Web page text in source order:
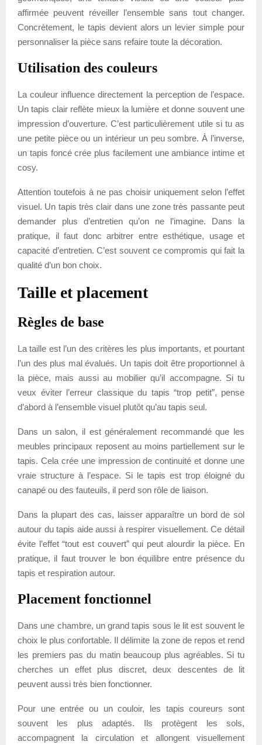
affirmée peuvent réveiller l’ensemble sans tout changer.
Concrètement, le tapis devient alors un levier simple pour
personnaliser la pièce sans refaire toute la décoration.
Utilisation des couleurs
La couleur influence directement la perception de l’espace.
Un tapis clair reflète mieux la lumière et donne souvent une
impression d’ouverture. C’est particulièrement utile si tu as
une petite pièce ou un intérieur un peu sombre. À l’inverse,
un tapis foncé crée plus facilement une ambiance intime et
cosy.
Attention toutefois à ne pas choisir uniquement selon l’effet
visuel. Un tapis très clair dans une zone très passante peut
demander plus d’entretien qu’on ne l’imagine. Dans la
pratique, il faut donc arbitrer entre esthétique, usage et
capacité d’entretien. C’est souvent ce compromis qui fait la
qualité d’un bon choix.
Taille et placement
Règles de base
La taille est l’un des critères les plus importants, et pourtant
l’un des plus mal évalués. Un tapis doit être proportionnel à
la pièce, mais aussi au mobilier qu’il accompagne. Si tu
veux éviter l’erreur classique du tapis “trop petit”, pense
d’abord à l’ensemble visuel plutôt qu’au tapis seul.
Dans un salon, il est généralement recommandé que les
meubles principaux reposent au moins partiellement sur le
tapis. Cela crée une impression de continuité et donne une
vraie structure à l’espace. Si le tapis est trop éloigné du
canapé ou des fauteuils, il perd son rôle de liaison.
Dans la plupart des cas, laisser apparaître un bord de sol
autour du tapis aide aussi à respirer visuellement. Ce détail
évite l’effet “tout est couvert” qui peut alourdir la pièce. En
pratique, il faut trouver le bon équilibre entre présence du
tapis et respiration autour.
Placement fonctionnel
Dans une chambre, un grand tapis sous le lit est souvent le
choix le plus confortable. Il délimite la zone de repos et rend
les premiers pas du matin beaucoup plus agréables. Si tu
cherches un effet plus discret, deux descentes de lit
peuvent aussi très bien fonctionner.
Pour une entrée ou un couloir, les tapis coureurs sont
souvent les plus adaptés. Ils protègent les sols,
accompagnent la circulation et allongent visuellement